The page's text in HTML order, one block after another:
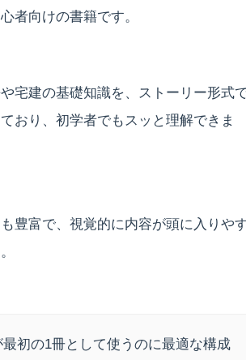
者向けの書籍です。
宅建の基礎知識を、ストーリー形式
おり、初学者でもスッと理解できま
豊富で、視覚的に内容が頭に入りや
初の1冊として使うのに最適な構成